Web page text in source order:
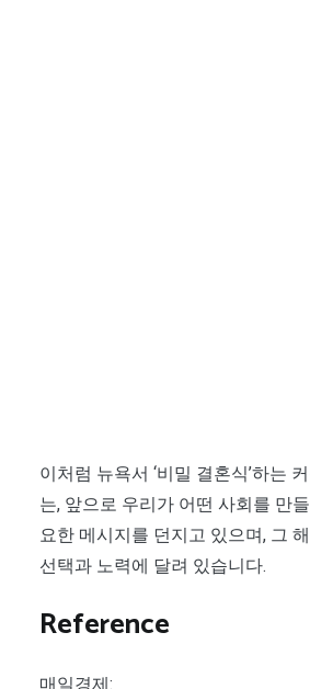
이처럼 뉴욕서 ‘비밀 결혼식’하는
는, 앞으로 우리가 어떤 사회를 만
요한 메시지를 던지고 있으며, 그
선택과 노력에 달려 있습니다.
Reference
매일경제: